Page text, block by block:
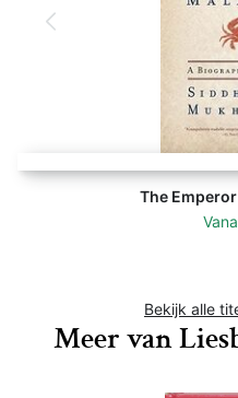
The
Bekijk alle
Meer van